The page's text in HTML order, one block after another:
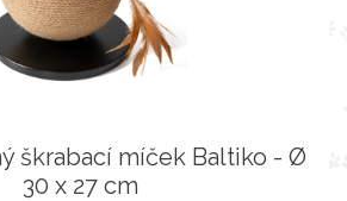
škrabací míček Baltiko - Ø
30 x 27 cm